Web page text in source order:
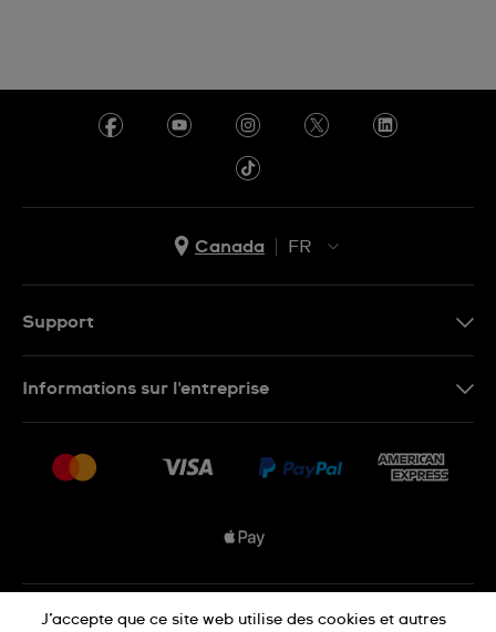
Canada
FR
Support
Conditions De Vente
Informations sur l'entreprise
Nous rejoindre
Déclaration de confidentialité
J’accepte que ce site web utilise des cookies et autres